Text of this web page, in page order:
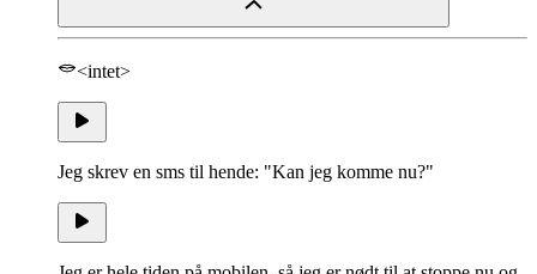
<intet>
Jeg skrev en sms til hende: "Kan jeg komme nu?"